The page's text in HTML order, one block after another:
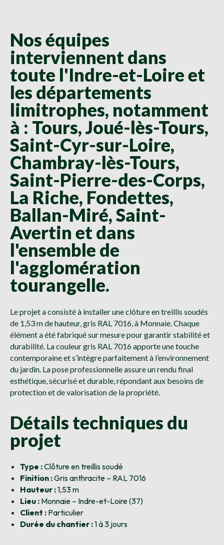
Nos équipes
interviennent dans
toute l'Indre-et-Loire et
les départements
limitrophes, notamment
à : Tours, Joué-lès-Tours,
Saint-Cyr-sur-Loire,
Chambray-lès-Tours,
Saint-Pierre-des-Corps,
La Riche, Fondettes,
Ballan-Miré, Saint-
Avertin et dans
l'ensemble de
l'agglomération
tourangelle.
Le projet a consisté à installer une clôture en treillis soudés
de 1,53 m de hauteur, gris RAL 7016, à Monnaie. Chaque
élément a été fabriqué sur mesure pour garantir stabilité et
durabilité. La couleur gris RAL 7016 apporte une touche
contemporaine et s’intègre parfaitement à l’environnement
du jardin. La pose professionnelle assure un rendu final
esthétique, sécurisé et durable, répondant aux besoins de
protection et de valorisation de la propriété.
Détails techniques du
projet
Type :Clôture en treillis soudé
Finition :Gris anthracite – RAL 7016
Hauteur :1,53 m
Lieu : Monnaie – Indre-et-Loire (37)
Client : Particulier
Durée du chantier :1 à 3 jours